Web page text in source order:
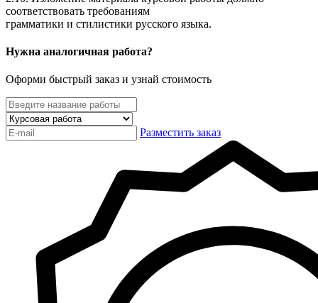
соответствовать требованиям
грамматики и стилистики русского языка.
Нужна аналогичная работа?
Оформи быстрый заказ и узнай стоимость
Разместить заказ